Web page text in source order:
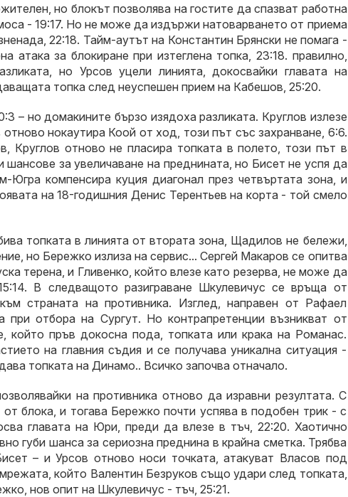
но блокът позволява на гостите да спазват работна
- 19:17. Но не може да издържи натоварването от приема
22:18. Тайм-аутът на Константин Брянски не помага -
атака за блокиране при изтеглена топка, 23:18. правилно,
но Урсов уцели линията, докосвайки главата на
топка след неуспешен прием на Кабешов, 25:20.
– но домакините бързо изядоха разликата. Круглов излезе
нокаутира Коой от ход, този път със захранване, 6:6.
Круглов отново не пласира топката в полето, този път в
за увеличаване на преднината, но Бисет не успя да
Югра компенсира куция диагонал през четвъртата зона, и
на 18-годишния Денис Терентьев на корта - той смело
топката в линията от втората зона, Щадилов не бележи,
но Бережко излиза на сервис... Сергей Макаров се опитва
терена, и Гливенко, който влезе като резерва, не може да
В следващото разиграване Шкулевичус се връща от
страната на противника. Изглед, направен от Рафаел
при отбора на Сургут. Но контрапретенции възникват от
който пръв докосна пода, топката или крака на Романас.
на главния съдия и се получава уникална ситуация -
топката на Динамо.. Всичко започва отначало.
на противника отново да изравни резултата. С
блока, и тогава Бережко почти успява в подобен трик - с
главата на Юри, преди да влезе в тъч, 22:20. Хаотично
губи шанса за сериозна преднина в крайна сметка. Трябва
– и Урсов отново носи точката, атакуват Власов под
който Валентин Безруков също удари след топката,
нов опит на Шкулевичус - тъч, 25:21.